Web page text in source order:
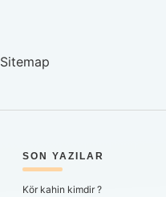
Sitemap
SIDEBAR
SON YAZILAR
Kör kahin kimdir ?